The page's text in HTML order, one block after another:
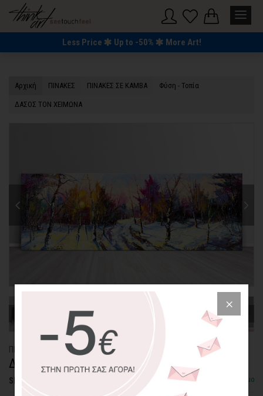
Less Price Up to -50% More Art!
Αρχική ΠΙΝΑΚΕΣ ΠΙΝΑΚΕΣ ΣΕ ΚΑΜΒΑ Φύση - Τοπία
ΔΑΣΟΣ ΤΟΝ ΧΕΙΜΩΝΑ
ΠΙΝΑΚΑΣ ΚΑΜΒΑΣ
ΔΑΣΟΣ ΤΟΝ ΧΕΙΜΩΝΑ
SKU: CVPS-2-PN Διαθέσιμο